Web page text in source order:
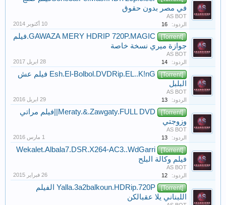
في مصر بدون حقوق
AS BOT
الردود:
16
[Torrent]
GAWAZA MERY HDRIP 720P.MAGIC.فيلم
جوازة ميري نسخة خاصة
AS BOT
الردود:
14
[Torrent]
Esh.El-Bolbol.DVDRip.EL..K!nG فيلم عش
البلبل
AS BOT
الردود:
13
[Torrent]
Meraty.&.Zawgaty.FULL DVD||فيلم مراتي
وزوجتي
AS BOT
الردود:
13
[Torrent]
Wekalet.Albala7.DSR.X264-AC3..WdGarri
فيلم وكالة البلح
AS BOT
الردود:
12
[Torrent]
Yalla.3a2balkoun.HDRip.720P الفيلم
اللبناني يلا عقبالكن